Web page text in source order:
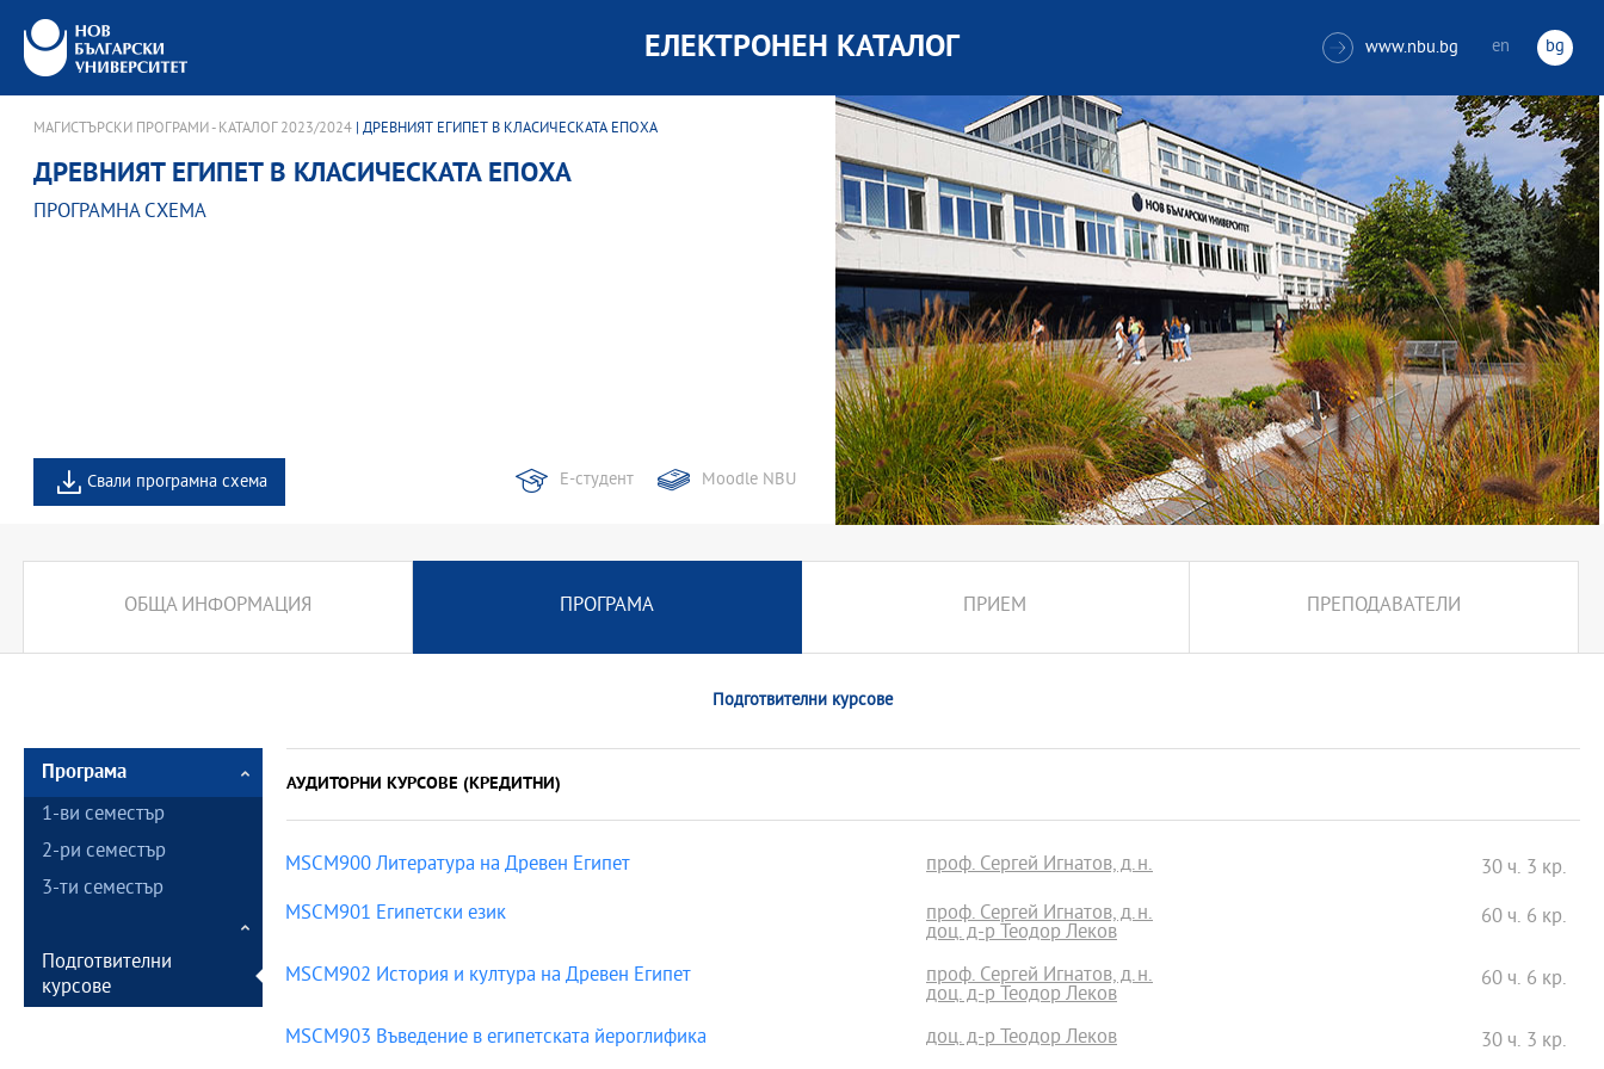
ЕЛЕКТРОНЕН КАТАЛОГ  www.nbu.bg en bg
МАГИСТЪРСКИ ПРОГРАМИ - КАТАЛОГ 2023/2024 | ДРЕВНИЯТ ЕГИПЕТ В КЛАСИЧЕСКАТА ЕПОХА
ДРЕВНИЯТ ЕГИПЕТ В КЛАСИЧЕСКАТА ЕПОХА
ПРОГРАМНА СХЕМА
Свали програмна схема Е-студент Moodle NBU
ОБЩА ИНФОРМАЦИЯ ПРОГРАМА ПРИЕМ ПРЕПОДАВАТЕЛИ
Подготвителни курсове
Програма
1-ви семестър
2-ри семестър
3-ти семестър
Подготвителни
курсове
АУДИТОРНИ КУРСОВЕ (КРЕДИТНИ)
MSCM900 Литература на Древен Египет проф. Сергей Игнатов, д.н.
30 ч. 3 кр.
MSCM901 Египетски език
проф. Сергей Игнатов, д.н.
доц. д-р Теодор Леков
60 ч. 6 кр.
MSCM902 История и култура на Древен Египет проф. Сергей Игнатов, д.н.
доц. д-р Теодор Леков
60 ч. 6 кр.
MSCM903 Въведение в египетската йероглифика доц. д-р Теодор Леков 30 ч. 3 кр.